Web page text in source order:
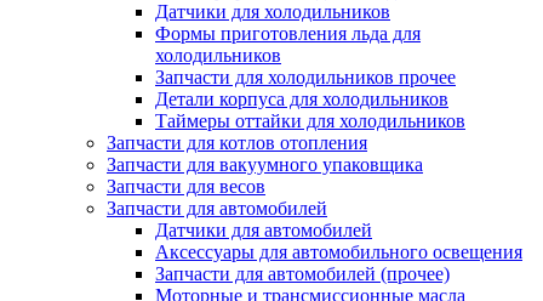
Датчики для холодильников
Формы приготовления льда для
холодильников
Запчасти для холодильников прочее
Детали корпуса для холодильников
Таймеры оттайки для холодильников
Запчасти для котлов отопления
Запчасти для вакуумного упаковщика
Запчасти для весов
Запчасти для автомобилей
Датчики для автомобилей
Аксессуары для автомобильного освещения
Запчасти для автомобилей (прочее)
Моторные и трансмиссионные масла